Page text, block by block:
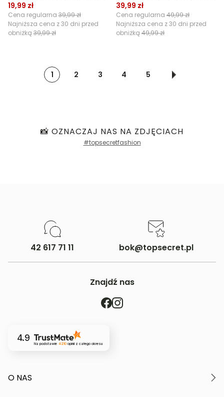
19,99 zł
Cena regularna 39,99 zł
Najniższa cena z 30 dni przed
obniżką 39,99 zł
39,99 zł
Cena regularna 49,99 zł
Najniższa cena z 30 dni przed
obniżką 49,99 zł
1 2 3 4 5
📸 OZNACZAJ NAS NA ZDJĘCIACH
#topsecretfashion
42 617 71 11 bok@topsecret.pl
Znajdź nas
4.9
Na podstawie 4210opinii z całego okresu
O NAS